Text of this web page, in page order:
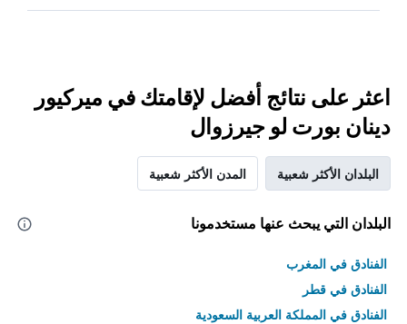
اعثر على نتائج أفضل لإقامتك في ميركيور
دينان بورت لو جيرزوال
البلدان الأكثر شعبية المدن الأكثر شعبية
البلدان التي يبحث عنها مستخدمونا
الفنادق في المغرب
الفنادق في قطر
الفنادق في المملكة العربية السعودية